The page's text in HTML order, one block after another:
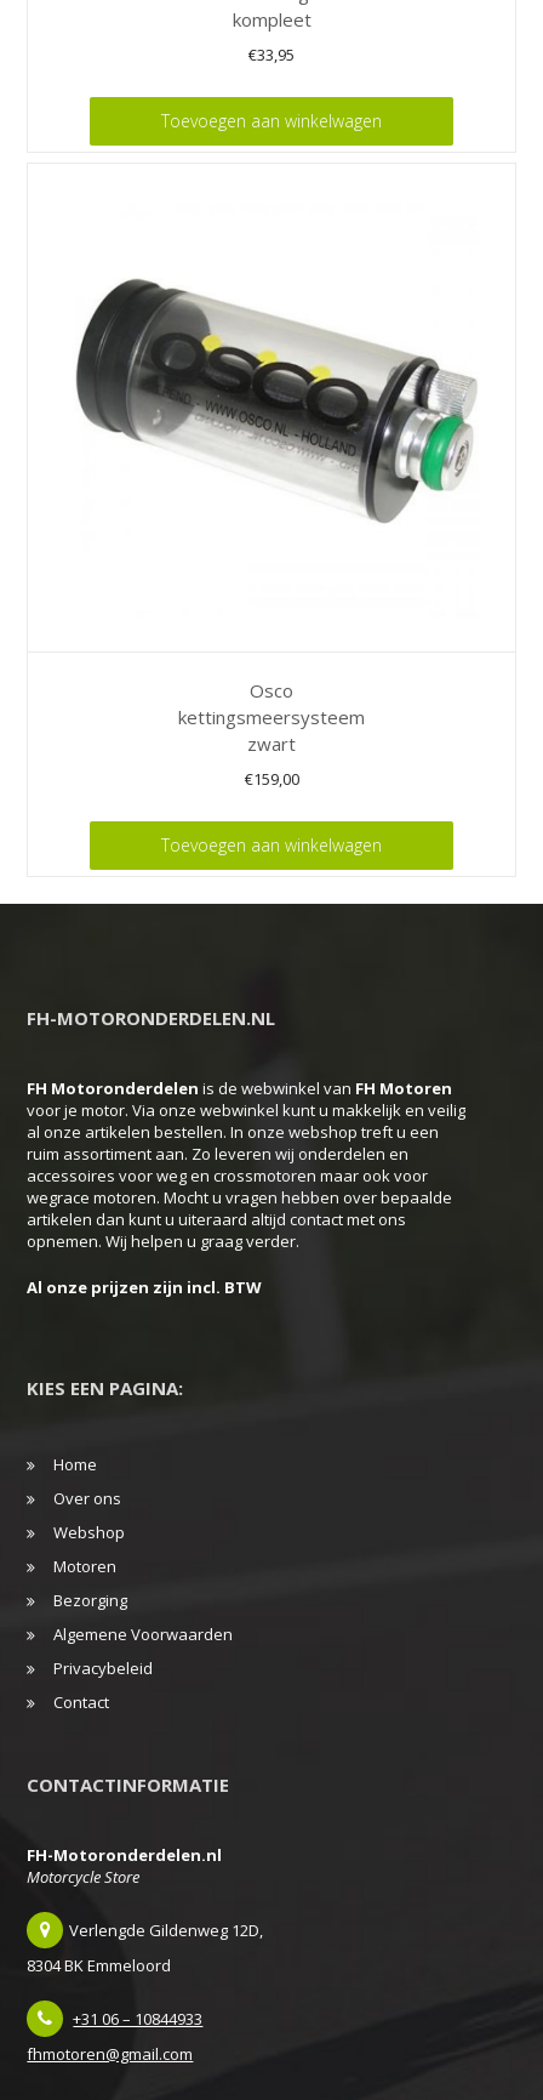
kompleet
€33,95
Toevoegen aan winkelwagen
Osco
kettingsmeersysteem
zwart
€159,00
Toevoegen aan winkelwagen
FH-MOTORONDERDELEN.NL
FH Motoronderdelen is de webwinkel van FH Motoren
voor je motor. Via onze webwinkel kunt u makkelijk en veilig
al onze artikelen bestellen. In onze webshop treft u een
ruim assortiment aan. Zo leveren wij onderdelen en
accessoires voor weg en crossmotoren maar ook voor
wegrace motoren. Mocht u vragen hebben over bepaalde
artikelen dan kunt u uiteraard altijd contact met ons
opnemen. Wij helpen u graag verder.
Al onze prijzen zijn incl. BTW
KIES EEN PAGINA:
Home
Over ons
Webshop
Motoren
Bezorging
Algemene Voorwaarden
Privacybeleid
Contact
CONTACTINFORMATIE
FH-Motoronderdelen.nl
Motorcycle Store
Verlengde Gildenweg 12D,
8304 BK Emmeloord
+31 06 – 10844933
fhmotoren@gmail.com